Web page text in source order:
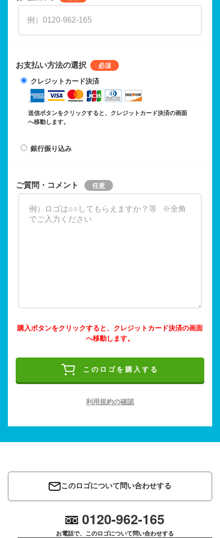
お支払い方法の選択
クレジットカード決済
送信ボタンをクリックすると、クレジットカード決済の画面
へ移動します。
銀行振り込み
ご質問・コメント
購入ボタンをクリックすると、クレジットカード決済の画面
へ移動します。
このロゴを購入する
利用規約の確認
このロゴについて問い合わせする
0120-962-165
お電話で、このロゴについて問い合わせする